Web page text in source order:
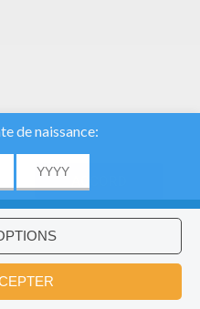
l'application
OK
×